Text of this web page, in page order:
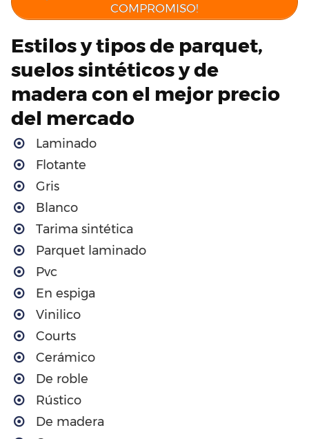
COMPROMISO!
Estilos y tipos de parquet,
suelos sintéticos y de
madera con el mejor precio
del mercado
Laminado
Flotante
Gris
Blanco
Tarima sintética
Parquet laminado
Pvc
En espiga
Vinilico
Courts
Cerámico
De roble
Rústico
De madera